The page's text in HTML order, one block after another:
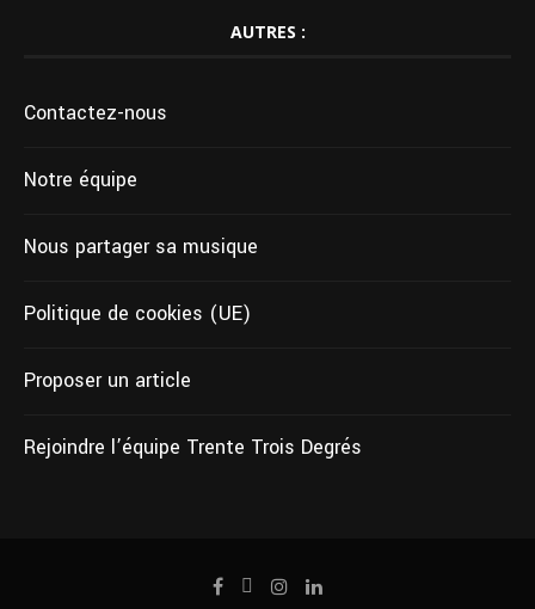
AUTRES :
Contactez-nous
Notre équipe
Nous partager sa musique
Politique de cookies (UE)
Proposer un article
Rejoindre l’équipe Trente Trois Degrés